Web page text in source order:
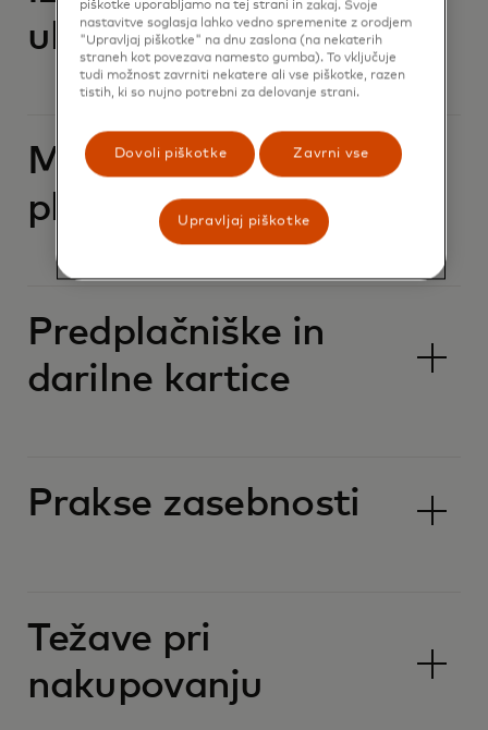
ukradena kartica
Mastercard geslo za
plačilo
Predplačniške in
darilne kartice
Prakse zasebnosti
Težave pri
nakupovanju
piškotke uporabljamo na tej strani in zakaj. Svoje
nastavitve soglasja lahko vedno spremenite z orodjem
"Upravljaj piškotke" na dnu zaslona (na nekaterih
straneh kot povezava namesto gumba). To vključuje
tudi možnost zavrniti nekatere ali vse piškotke, razen
tistih, ki so nujno potrebni za delovanje strani.
Dovoli piškotke Zavrni vse
Upravljaj piškotke